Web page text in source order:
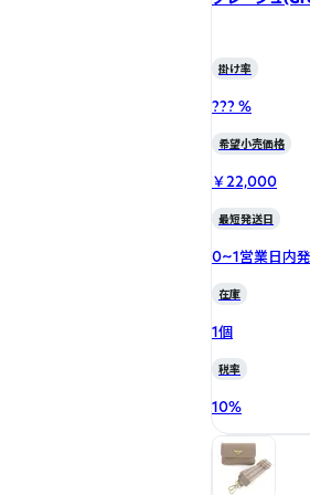
掛け率
??? %
希望小売価格
￥22,000
最短発送日
0~1営業日内
在庫
1個
税率
10%